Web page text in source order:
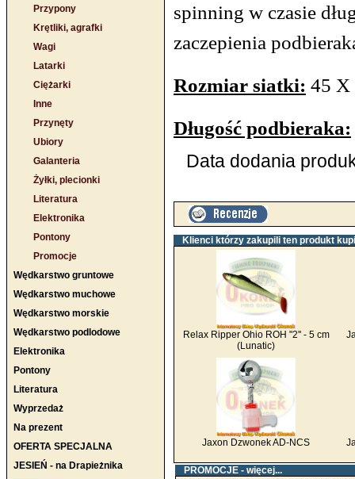
Przypony
Krętliki, agrafki
Wagi
Latarki
Ciężarki
Inne
Przynęty
Ubiory
Galanteria
Żyłki, plecionki
Literatura
Elektronika
Pontony
Promocje
Wędkarstwo gruntowe
Wędkarstwo muchowe
Wędkarstwo morskie
Wędkarstwo podlodowe
Elektronika
Pontony
Literatura
Wyprzedaż
Na prezent
OFERTA SPECJALNA
JESIEŃ - na Drapieżnika
spinning w czasie
zaczepienia
Rozmiar siatki: 45 X
Długość podbieraka:
Data dodania
Klienci którzy zakupili ten produkt
Relax Ripper Ohio ROH "2'' - 5 cm
(Lunatic)
Jaxon Dzwonek AD-NCS
PROMOCJE - więcej...